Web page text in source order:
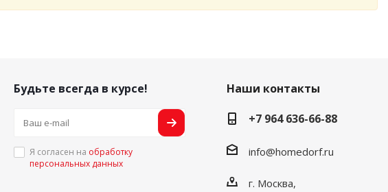
Будьте всегда в курсе!
Я согласен на обработку
персональных данных
Наши контакты
+7 964 636-66-88
info@homedorf.ru
г. Москва,